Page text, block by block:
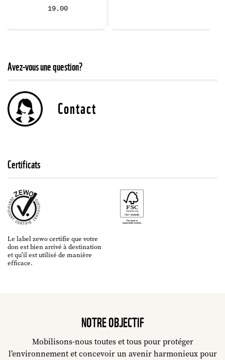
19.00
Avez-vous une question?
Contact
Certificats
Le label zewo certifie que votre
don est bien arrivé à destination
et qu’il est utilisé de manière
efficace.
NOTRE OBJECTIF
Mobilisons-nous toutes et tous pour protéger
l’environnement et concevoir un avenir harmonieux pour